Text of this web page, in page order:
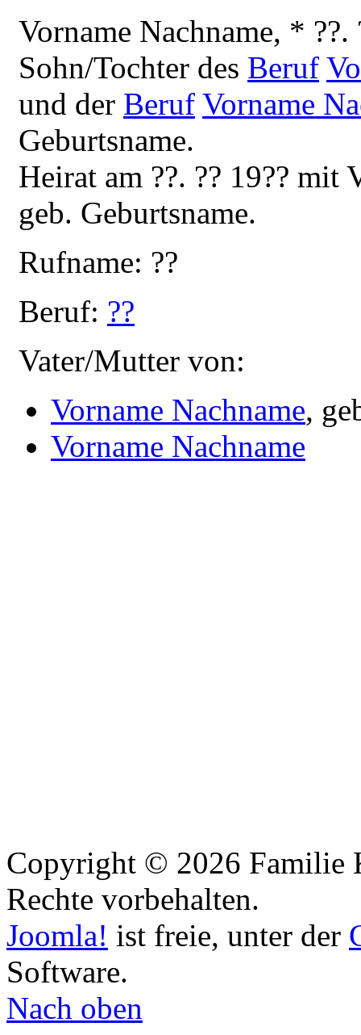
Vorname Nachname, *
Sohn/Tochter des Beruf
und der Beruf Vorname
Geburtsname.
Heirat am ??. ?? 19?? mit
geb. Geburtsname.
Rufname: ??
Beruf: ??
Vater/Mutter von:
Vorname Nachname,
Vorname Nachname
Copyright © 2026 Familie
Rechte vorbehalten.
Joomla! ist freie, unter der
Software.
Nach oben